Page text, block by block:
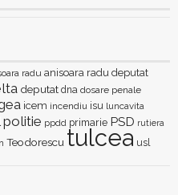
radu anisoara radu deputat
deputat dna dosare penale
icem incendiu isu luncavita
politie ppdd primarie PSD rutiera
Teodorescu tulcea usl